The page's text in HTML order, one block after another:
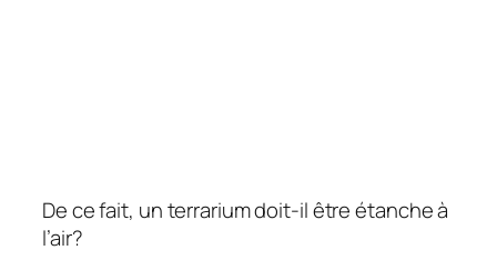
De ce fait, un terrarium doit-il être étanche à
l’air?